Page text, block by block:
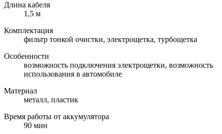
Длина кабеля
1,5 м
Комплектация
фильтр тонкой очистки, электрощетка, турбощетка
Особенности
возможность подключения электрощетки, возможность
использования в автомобиле
Материал
металл, пластик
Время работы от аккумулятора
90 мин